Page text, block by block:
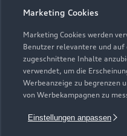
Marketing Cookies
Marketing Cookies werden
Benutzer relevantere und
zugeschnittene Inhalte
verwendet, um die
Werbeanzeige zu begrenzen
von Werbekampagnen zu
Einstellungen anpassen
Modelle
Alle Modelle
Kaufen & leasen